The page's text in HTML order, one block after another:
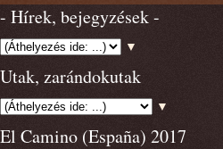
- Hírek, bejegyzések -
▼
Utak, zarándokutak
▼
El Camino (España) 2017